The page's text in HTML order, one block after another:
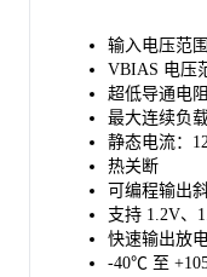
输入电压范
VBIAS 电压
超低导通电
最大连续负
静态电流：
热关断
可编程输出
支持 1.2V、
快速输出放
-40℃ 至